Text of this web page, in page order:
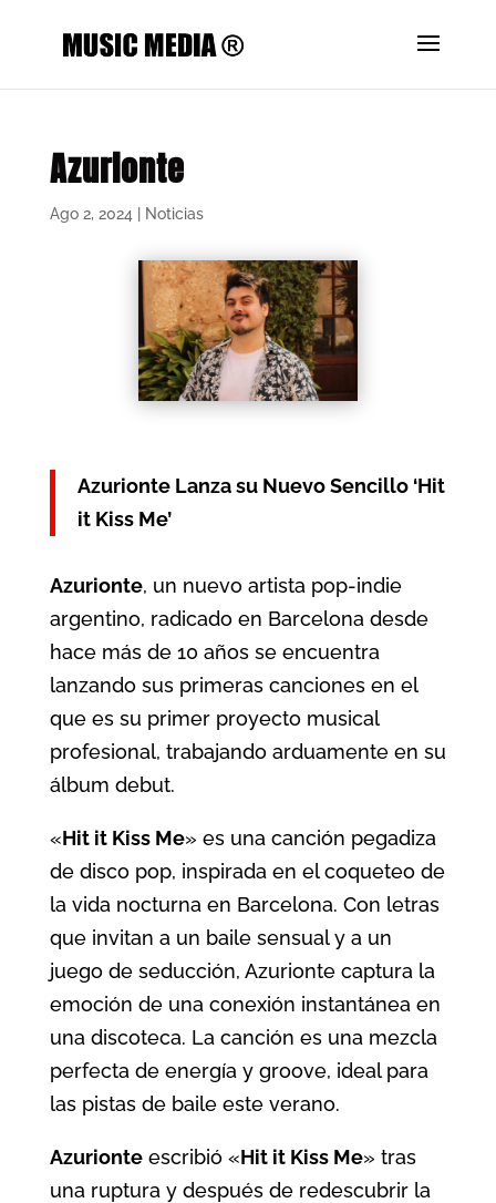
Azurionte
Ago 2, 2024 Noticias
Azurionte Lanza su Nuevo Sencillo ‘Hit
it Kiss Me’
Azurionte, un nuevo artista pop-indie
argentino, radicado en Barcelona desde
hace más de 10 años se encuentra
lanzando sus primeras canciones en el
que es su primer proyecto musical
profesional, trabajando arduamente en su
álbum debut.
«Hit it Kiss Me» es una canción pegadiza
de disco pop, inspirada en el coqueteo de
la vida nocturna en Barcelona. Con letras
que invitan a un baile sensual y a un
juego de seducción, Azurionte captura la
emoción de una conexión instantánea en
una discoteca. La canción es una mezcla
perfecta de energía y groove, ideal para
las pistas de baile este verano.
Azurionteescribió «Hit it Kiss Me» tras
una ruptura y después de redescubrir la